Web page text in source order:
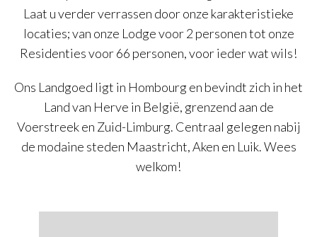
Laat u verder verrassen door onze karakteristieke
locaties; van onze Lodge voor 2 personen tot onze
Residenties voor 66 personen, voor ieder wat wils!
Ons Landgoed ligt in Hombourg en bevindt zich in het
Land van Herve in België, grenzend aan de
Voerstreek en Zuid-Limburg. Centraal gelegen nabij
de modaine steden Maastricht, Aken en Luik. Wees
welkom!